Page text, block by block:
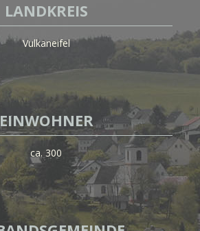
LANDKREIS
Vulkaneifel
EINWOHNER
ca. 300